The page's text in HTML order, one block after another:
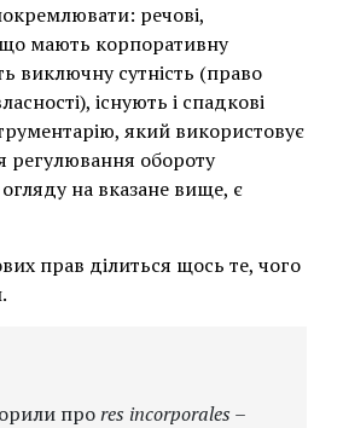
речові,
що мають корпоративну
виключну сутність (право
існують і спадкові
який використовує
регулювання обороту
на вказане вище, є
прав ділиться щось те, чого
проres incorporales –